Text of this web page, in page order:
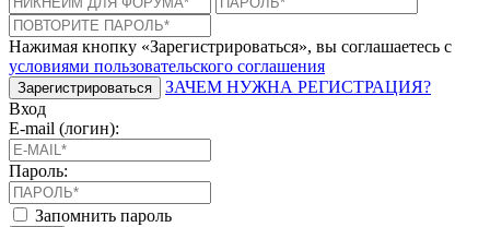
Нажимая кнопку «Зарегистрироваться», вы соглашаетесь с
условиями пользовательского соглашения
Зарегистрироваться
ЗАЧЕМ НУЖНА РЕГИСТРАЦИЯ?
Вход
E-mail (логин):
Пароль:
Запомнить пароль